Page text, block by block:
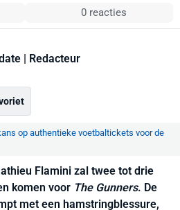
0 reacties
| Redacteur
op authentieke voetbaltickets voor de
Flamini zal twee tot drie
komen voor The Gunners. De
met een hamstringblessure,